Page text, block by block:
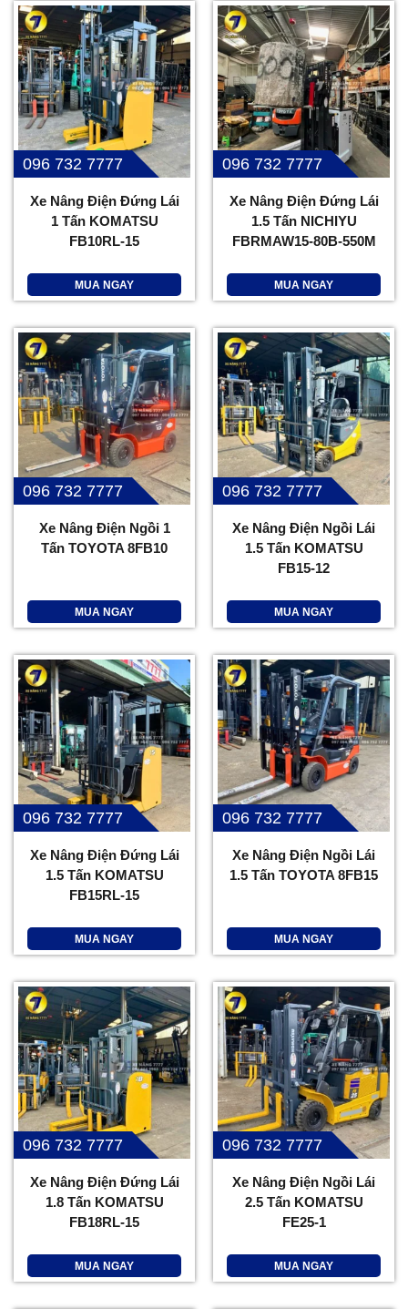
096 732 7777
Xe Nâng Điện Đứng Lái
1 Tấn KOMATSU
FB10RL-15
MUA NGAY
096 732 7777
Xe Nâng Điện Đứng Lái
1.5 Tấn NICHIYU
FBRMAW15-80B-550M
MUA NGAY
096 732 7777
Xe Nâng Điện Ngồi 1
Tấn TOYOTA 8FB10
MUA NGAY
096 732 7777
Xe Nâng Điện Ngồi Lái
1.5 Tấn KOMATSU
FB15-12
MUA NGAY
096 732 7777
Xe Nâng Điện Đứng Lái
1.5 Tấn KOMATSU
FB15RL-15
MUA NGAY
096 732 7777
Xe Nâng Điện Ngồi Lái
1.5 Tấn TOYOTA 8FB15
MUA NGAY
096 732 7777
Xe Nâng Điện Đứng Lái
1.8 Tấn KOMATSU
FB18RL-15
MUA NGAY
096 732 7777
Xe Nâng Điện Ngồi Lái
2.5 Tấn KOMATSU
FE25-1
MUA NGAY